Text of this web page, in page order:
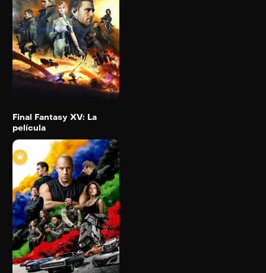
2016 106 min
Trailer
Detail
Final Fantasy XV: La
película
Rápidos y furiosos 9
2021 142 min
Trailer
Detail